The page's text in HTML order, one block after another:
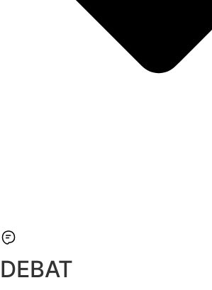
DEBAT